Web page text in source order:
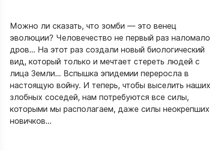
Можно ли сказать, что зомби — это венец
эволюции? Человечество не первый раз наломало
дров… На этот раз создали новый биологический
вид, который только и мечтает стереть людей с
лица Земли… Вспышка эпидемии переросла в
настоящую войну. И теперь, чтобы выселить наших
злобных соседей, нам потребуются все силы,
которыми мы располагаем, даже силы неокрепших
новичков…